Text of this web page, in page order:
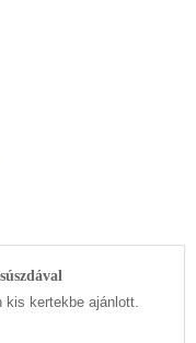
kis kertekbe ajánlott.